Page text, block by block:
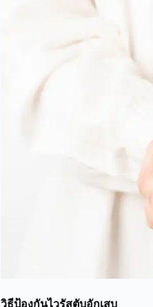
วิธีป้องกันไวรัสตับอักเสบ